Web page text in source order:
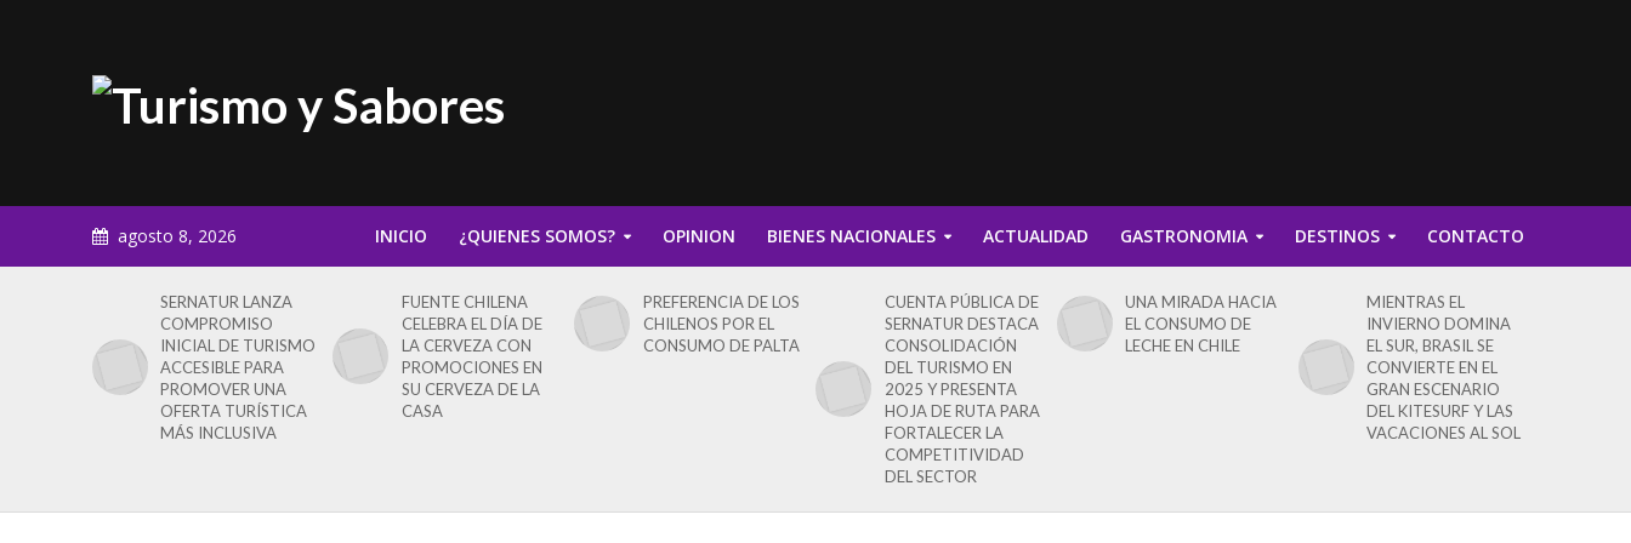
agosto 8, 2026 INICIO ¿QUIENES SOMOS? OPINION BIENES NACIONALES ACTUALIDAD GASTRONOMIA DESTINOS CONTACTO
SERNATUR LANZA
COMPROMISO
INICIAL DE TURISMO
ACCESIBLE PARA
PROMOVER UNA
OFERTA TURÍSTICA
MÁS INCLUSIVA
FUENTE CHILENA
CELEBRA EL DÍA DE
LA CERVEZA CON
PROMOCIONES EN
SU CERVEZA DE LA
CASA
PREFERENCIA DE LOS
CHILENOS POR EL
CONSUMO DE PALTA
CUENTA PÚBLICA DE
SERNATUR DESTACA
CONSOLIDACIÓN
DEL TURISMO EN
2025 Y PRESENTA
HOJA DE RUTA PARA
FORTALECER LA
COMPETITIVIDAD
DEL SECTOR
UNA MIRADA HACIA
EL CONSUMO DE
LECHE EN CHILE
MIENTRAS EL
INVIERNO DOMINA
EL SUR, BRASIL SE
CONVIERTE EN EL
GRAN ESCENARIO
DEL KITESURF Y LAS
VACACIONES AL SOL